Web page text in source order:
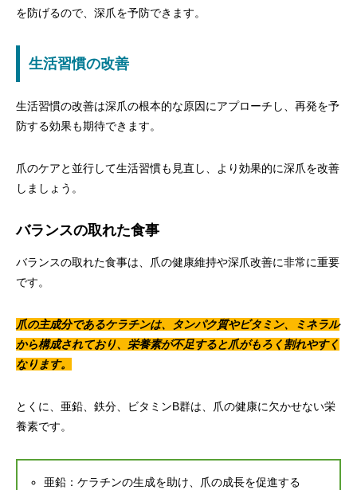
を防げるので、深爪を予防できます。
生活習慣の改善
生活習慣の改善は深爪の根本的な原因にアプローチし、再発を予
防する効果も期待できます。
爪のケアと並行して生活習慣も見直し、より効果的に深爪を改善
しましょう。
バランスの取れた食事
バランスの取れた食事は、爪の健康維持や深爪改善に非常に重要
です。
爪の主成分であるケラチンは、タンパク質やビタミン、ミネラル
から構成されており、栄養素が不足すると爪がもろく割れやすく
なります。
とくに、亜鉛、鉄分、ビタミンB群は、爪の健康に欠かせない栄
養素です。
亜鉛：ケラチンの生成を助け、爪の成長を促進する